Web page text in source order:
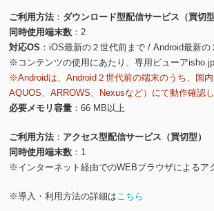
ご利用方法
ダウンロード型配信サービス（買切型
同時使用端末数
2
対応OS
iOS最新の２世代前まで / Android最新の
※コンテンツの使用にあたり、専用ビューア
※Androidは、Android２世代前の端末のうち、国
AQUOS、ARROWS、Nexusなど）にて動作確認
必要メモリ容量
66 MB以上
ご利用方法
アクセス型配信サービス（買切型）
同時使用端末数
1
※インターネット経由でのWEBブラウザによるア
※導入・利用方法の詳細はこちら